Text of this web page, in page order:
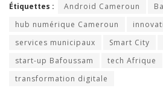
Étiquettes : Android Cameroun
hub numérique Cameroun
services municipaux
Smart City
start-up Bafoussam
tech Afrique
transformation digitale